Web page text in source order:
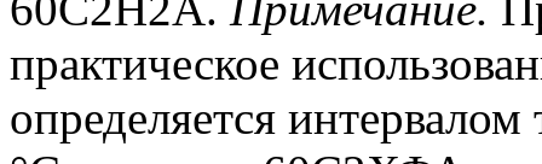
практическое
определяется интервалом